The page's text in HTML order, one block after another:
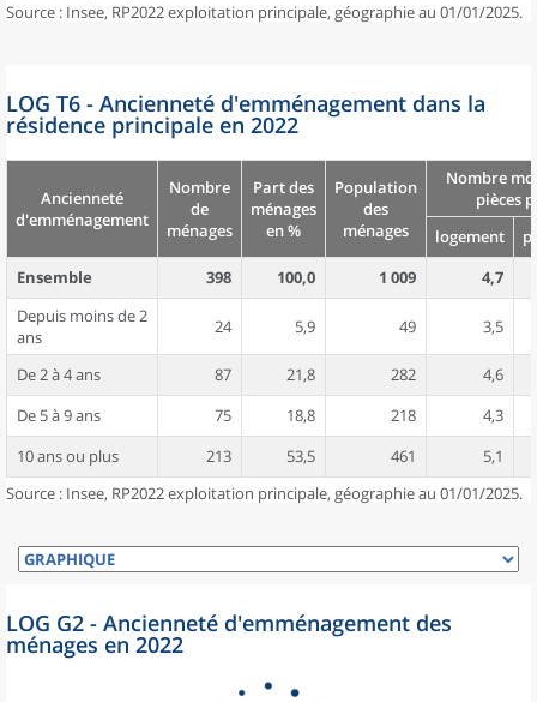
Source : Insee, RP2022 exploitation principale, géographie au 01/01/2025.
LOG T6 - Ancienneté d'emménagement dans la
résidence principale en 2022
Ancienneté
d'emménagement
Nombre
de
ménages
Part des
ménages
en %
Population
des
ménages
Nombre
pièces
logement
Ensemble
398 100,0 1 009
4,7
Depuis moins de 2
ans
24 5,9 49 3,5
De 2 à 4 ans 87 21,8 282
4,6
De 5 à 9 ans
75 18,8 218
4,3
10 ans ou plus
213 53,5 461
5,1
Source : Insee, RP2022 exploitation principale, géographie au 01/01/2025.
LOG G2 - Ancienneté d'emménagement des
ménages en 2022